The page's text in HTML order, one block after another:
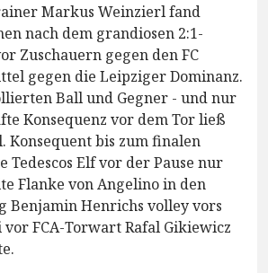
Markus Weinzierl fand
nach dem grandiosen 2:1-
Zuschauern gegen den FC
gegen die Leipziger Dominanz.
Ball und Gegner - und nur
Konsequenz vor dem Tor ließ
Konsequent bis zum finalen
Tedescos Elf vor der Pause nur
Flanke von Angelino in den
Benjamin Henrichs volley vors
vor FCA-Torwart Rafal Gikiewicz